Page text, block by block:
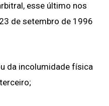
esse último nos
de setembro de 1996
da incolumidade física